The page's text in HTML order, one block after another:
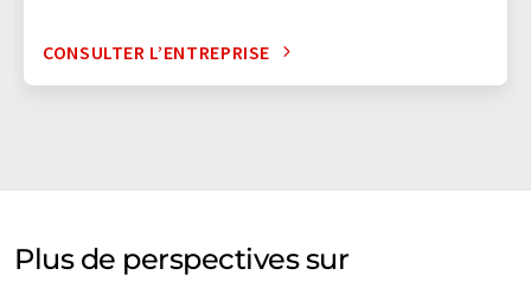
CONSULTER L’ENTREPRISE
Plus de perspectives sur